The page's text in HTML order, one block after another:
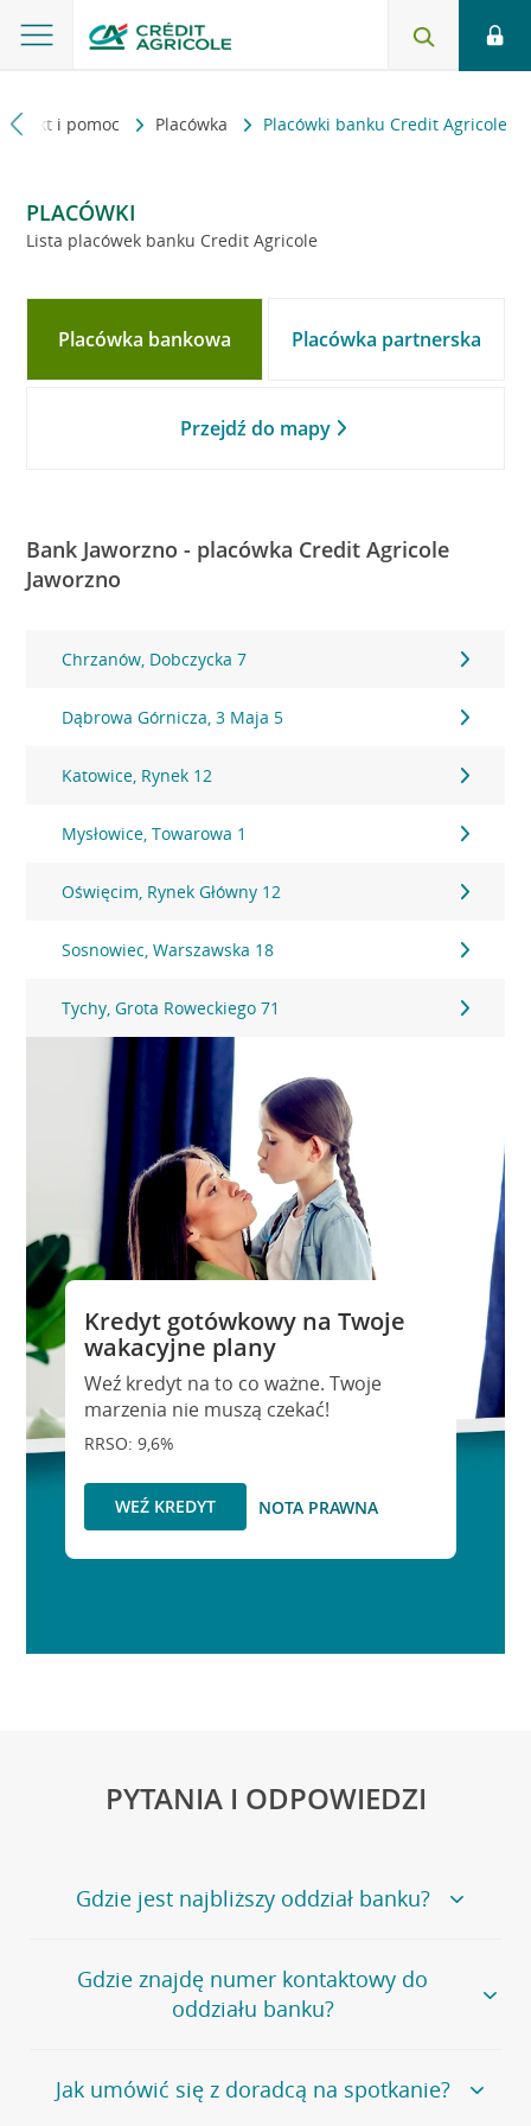
i pomoc Placówka Placówki banku Credit Agricole
PLACÓWKI
Lista placówek banku Credit Agricole
Placówka bankowa Placówka partnerska
Przejdź do mapy
Bank Jaworzno - placówka Credit Agricole
Jaworzno
Chrzanów, Dobczycka 7
Dąbrowa Górnicza, 3 Maja 5
Katowice, Rynek 12
Mysłowice, Towarowa 1
Oświęcim, Rynek Główny 12
Sosnowiec, Warszawska 18
Tychy, Grota Roweckiego 71
Kredyt gotówkowy na Twoje
wakacyjne plany
Weź kredyt na to co ważne. Twoje
marzenia nie muszą czekać!
RRSO: 9,6%
WEŹ KREDYT NOTA PRAWNA
PYTANIA I ODPOWIEDZI
Gdzie jest najbliższy oddział banku?
Jeśli szukasz oddziału naszego banku, zapraszamy na
stronęPlacówki i bankomaty, na której znajduje się
wygodna wyszukiwarka.
oddziałów
Gdzie znajdę numer kontaktowy do
oddziału banku?
Bank Credit Agricole nie udostępnia ogólnego numeru
telefonu do placówki bankowej.
Jak umówić się z doradcą na spotkanie?